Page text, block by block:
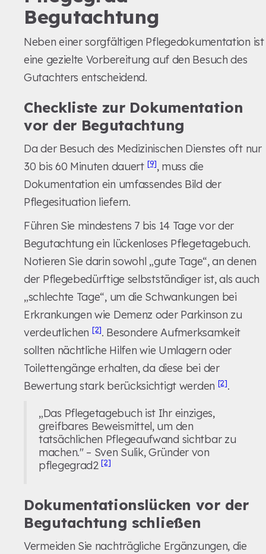
Begutachtung
Neben einer sorgfältigen Pflegedokumentation ist
eine gezielte Vorbereitung auf den Besuch des
Gutachters entscheidend.
Checkliste zur Dokumentation
vor der Begutachtung
Da der Besuch des Medizinischen Dienstes oft nur
30 bis 60 Minuten dauert [9], muss die
Dokumentation ein umfassendes Bild der
Pflegesituation liefern.
Führen Sie mindestens 7 bis 14 Tage vor der
Begutachtung ein lückenloses Pflegetagebuch.
Notieren Sie darin sowohl „gute Tage“, an denen
der Pflegebedürftige selbstständiger ist, als auch
„schlechte Tage“, um die Schwankungen bei
Erkrankungen wie Demenz oder Parkinson zu
verdeutlichen[2]. Besondere Aufmerksamkeit
sollten nächtliche Hilfen wie Umlagern oder
Toilettengänge erhalten, da diese bei der
Bewertung stark berücksichtigt werden [2].
„Das Pflegetagebuch ist Ihr einziges,
greifbares Beweismittel, um den
tatsächlichen Pflegeaufwand sichtbar zu
machen." – Sven Sulik, Gründer von
pflegegrad2[2]
Dokumentationslücken vor der
Begutachtung schließen
Vermeiden Sie nachträgliche Ergänzungen, die